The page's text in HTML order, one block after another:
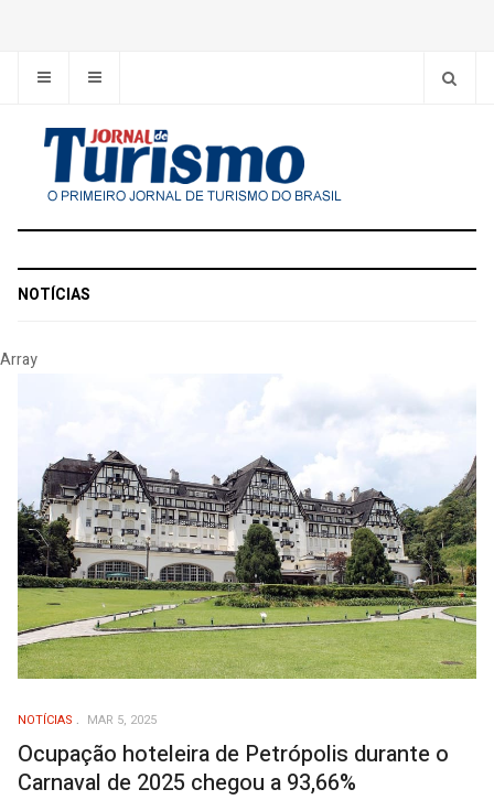
NOTÍCIAS
Array
NOTÍCIAS MAR 5, 2025
Ocupação hoteleira de Petrópolis durante o
Carnaval de 2025 chegou a 93,66%